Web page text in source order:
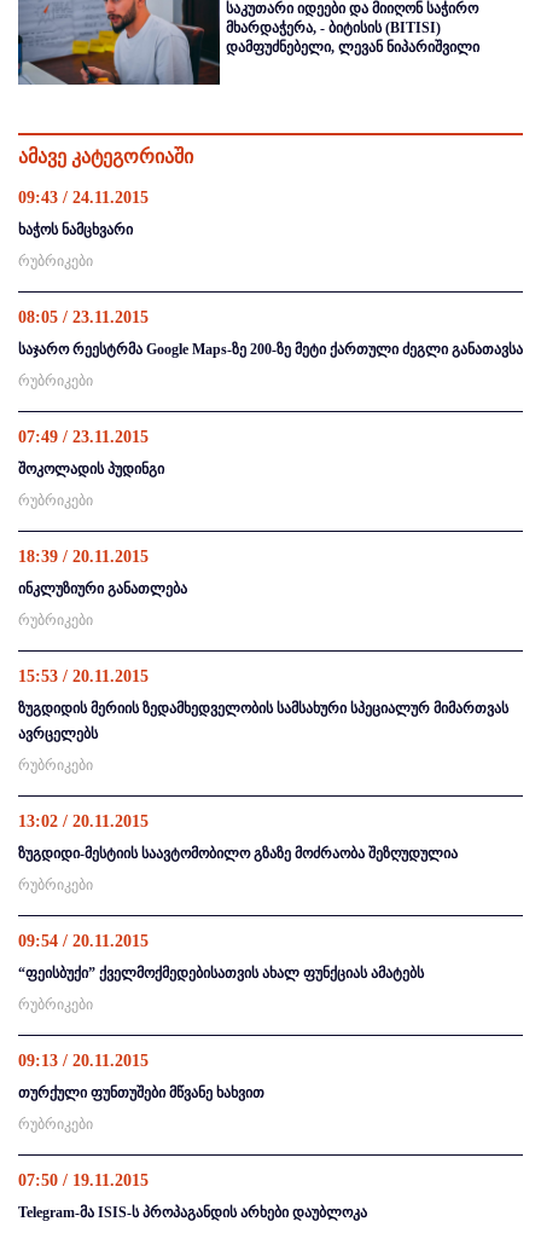
საკუთარი იდეები და მიიღონ საჭირო
მხარდაჭერა, - ბიტისის (BITISI)
დამფუძნებელი, ლევან ნიპარიშვილი
ამავე კატეგორიაში
09:43 / 24.11.2015
ხაჭოს ნამცხვარი
რუბრიკები
08:05 / 23.11.2015
საჯარო რეესტრმა Google Maps-ზე 200-ზე მეტი ქართული ძეგლი განათავსა
რუბრიკები
07:49 / 23.11.2015
შოკოლადის პუდინგი
რუბრიკები
18:39 / 20.11.2015
ინკლუზიური განათლება
რუბრიკები
15:53 / 20.11.2015
ზუგდიდის მერიის ზედამხედველობის სამსახური სპეციალურ მიმართვას
ავრცელებს
რუბრიკები
13:02 / 20.11.2015
ზუგდიდი-მესტიის საავტომობილო გზაზე მოძრაობა შეზღუდულია
რუბრიკები
09:54 / 20.11.2015
“ფეისბუქი” ქველმოქმედებისათვის ახალ ფუნქციას ამატებს
რუბრიკები
09:13 / 20.11.2015
თურქული ფუნთუშები მწვანე ხახვით
რუბრიკები
07:50 / 19.11.2015
Telegram-მა ISIS-ს პროპაგანდის არხები დაუბლოკა